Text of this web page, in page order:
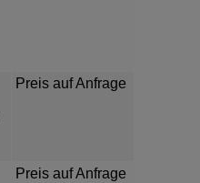
Preis auf Anfrage
Preis auf Anfrage